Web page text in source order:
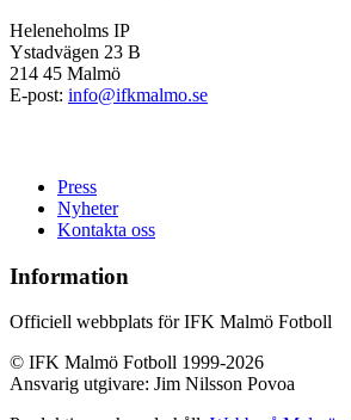
Heleneholms IP
Ystadvägen 23 B
214 45 Malmö
E-post: info@ifkmalmo.se
Press
Nyheter
Kontakta oss
Information
Officiell webbplats för IFK Malmö Fotboll
© IFK Malmö Fotboll 1999-2026
Ansvarig utgivare: Jim Nilsson Povoa